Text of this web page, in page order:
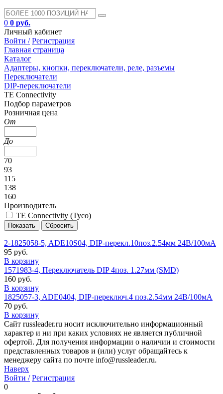
0 0 руб.
Личный кабинет
Войти / Регистрация
Главная страница
Каталог
Адаптеры, кнопки, переключатели, реле, разъемы
Переключатели
DIP-переключатели
TE Connectivity
Подбор параметров
Розничная цена
От
До
70
93
115
138
160
Производитель
TE Connectivity (Tyco)
2-1825058-5, ADE10S04, DIP-перекл.10поз.2.54мм 24В/100мА
95 руб.
В корзину
1571983-4, Переключатель DIP 4поз. 1.27мм (SMD)
160 руб.
В корзину
1825057-3, ADE0404, DIP-переключ.4 поз.2.54мм 24В/100мА
70 руб.
В корзину
Сайт russleader.ru носит исключительно информационный
характер и ни при каких условиях не является публичной
офертой. Для получения информации о наличии и стоимости
представленных товаров и (или) услуг обращайтесь к
менеджеру сайта по почте info@russleader.ru.
Наверх
Войти / Регистрация
0